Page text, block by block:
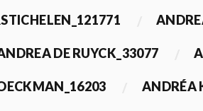
DE RUYCK_33077
ANDRÉA